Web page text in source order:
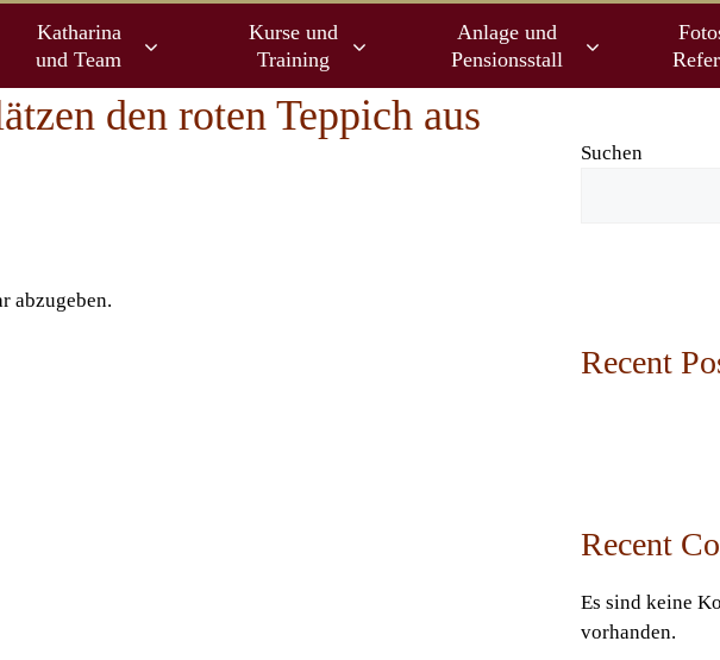
Katharina
und Team
Kurse und
Training
Anlage und
Pensionsstall
den roten Teppich aus
abzugeben.
Suchen
Recent
Recent
Es sind keine
vorhanden.